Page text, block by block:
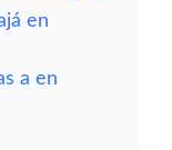
en
a en